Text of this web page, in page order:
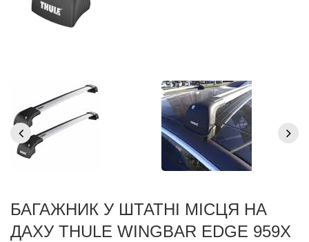
БАГАЖНИК У ШТАТНІ МІСЦЯ НА
ДАХУ THULE WINGBAR EDGE 959X